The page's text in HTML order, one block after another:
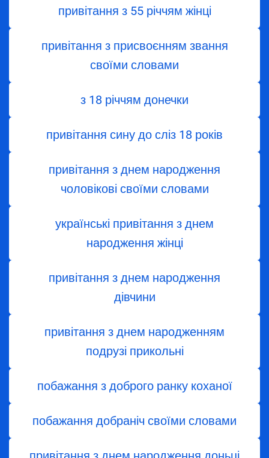
привітання з 55 річчям жінці
привітання з присвоєнням звання
своїми словами
з 18 річчям донечки
привітання сину до сліз 18 років
привітання з днем народження
чоловікові своїми словами
українські привітання з днем
народження жінці
привітання з днем ​​народження
дівчини
привітання з днем народженням
подрузі прикольні
побажання з доброго ранку коханої
побажання добраніч своїми словами